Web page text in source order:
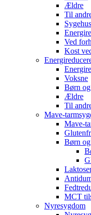
Ældre
Til
Ved
Kost
Voksne
Børn
Ældre
Til
Mave-
Mave-
Børn
MCT
Nyresygdom